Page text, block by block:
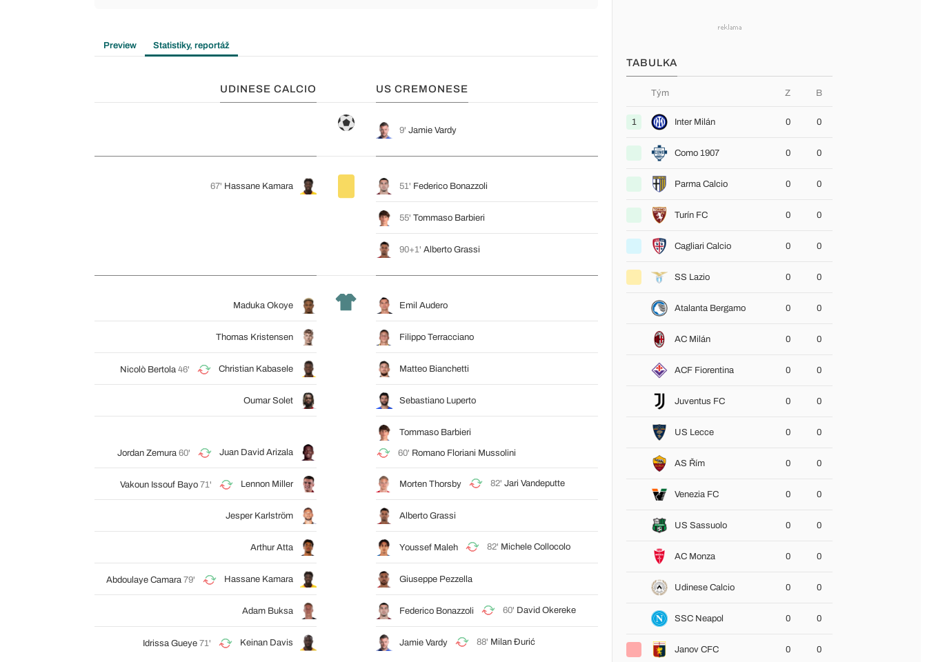
Preview Statistiky, reportáž
UDINESE CALCIO US CREMONESE
9' Jamie Vardy
67' Hassane Kamara 51' Federico Bonazzoli
55' Tommaso Barbieri
90+1' Alberto Grassi
Maduka Okoye Emil Audero
Thomas Kristensen Filippo Terracciano
Nicolò Bertola 46' Christian Kabasele Matteo Bianchetti
Oumar Solet Sebastiano Luperto
Jordan Zemura 60' Juan David Arizala
Tommaso Barbieri
60' Romano Floriani Mussolini
Vakoun Issouf Bayo 71' Lennon Miller Morten Thorsby 82' Jari Vandeputte
Jesper Karlström Alberto Grassi
Arthur Atta Youssef Maleh 82' Michele Collocolo
Abdoulaye Camara 79' Hassane Kamara Giuseppe Pezzella
Adam Buksa Federico Bonazzoli 60' David Okereke
Idrissa Gueye 71' Keinan Davis Jamie Vardy 88' Milan Đurić
TABULKA
Tým Z B
1 Inter Milán 0 0
Como 1907 0 0
Parma Calcio 0 0
Turín FC 0 0
Cagliari Calcio 0 0
SS Lazio 0 0
Atalanta Bergamo 0 0
AC Milán 0 0
ACF Fiorentina 0 0
Juventus FC 0 0
US Lecce 0 0
AS Řím 0 0
Venezia FC 0 0
US Sassuolo 0 0
AC Monza 0 0
Udinese Calcio 0 0
SSC Neapol 0 0
Janov CFC 0 0